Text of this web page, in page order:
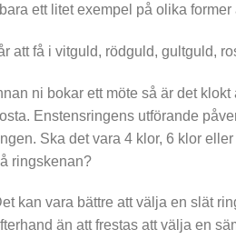
ett litet exempel på olika
att få i vitguld, rödguld, gultguld,
ni bokar ett möte så är det
Enstensringens utförande
Ska det vara 4 klor, 6 klor
ringskenan?
kan vara bättre att välja en slät
än att frestas att välja en